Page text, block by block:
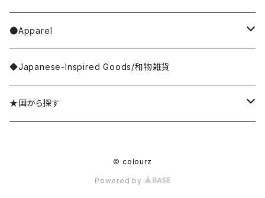
Goma
yao
Olya
Glove／Arm cover
Umbrella
Wallet
ring／リング
bracelet／ブレスレット
brooch／ブローチ
stationery
key ring
perfume bottle
bar soap
placemat
dishcloth
coaster
room shoes
rug／tapestry
lumpshade
●Apparel
tops
outer
◆Japanese-Inspired Goods/和物雑貨
★国から探す
© colourz
Powered by